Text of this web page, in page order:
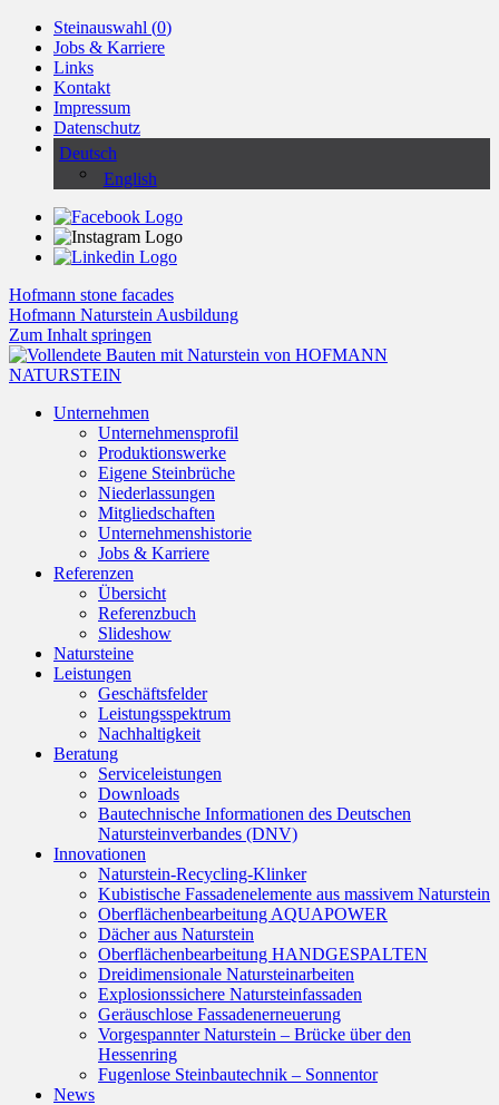
Steinauswahl (0)
Jobs & Karriere
Links
Kontakt
Impressum
Datenschutz
Deutsch
English
Hofmann stone facades
Hofmann Naturstein Ausbildung
Zum Inhalt springen
Unternehmen
Unternehmensprofil
Produktionswerke
Eigene Steinbrüche
Niederlassungen
Mitgliedschaften
Unternehmenshistorie
Jobs & Karriere
Referenzen
Übersicht
Referenzbuch
Slideshow
Natursteine
Leistungen
Geschäftsfelder
Leistungsspektrum
Nachhaltigkeit
Beratung
Serviceleistungen
Downloads
Bautechnische Informationen des Deutschen
Natursteinverbandes (DNV)
Innovationen
Naturstein-Recycling-Klinker
Kubistische Fassadenelemente aus massivem Naturstein
Oberflächenbearbeitung AQUAPOWER
Dächer aus Naturstein
Oberflächenbearbeitung HANDGESPALTEN
Dreidimensionale Natursteinarbeiten
Explosionssichere Natursteinfassaden
Geräuschlose Fassadenerneuerung
Vorgespannter Naturstein – Brücke über den
Hessenring
Fugenlose Steinbautechnik – Sonnentor
News